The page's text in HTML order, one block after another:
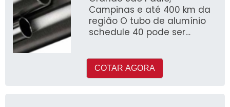
Campinas e até 400 km da
região O tubo de alumínio
schedule 40 pode ser
COTAR AGORA